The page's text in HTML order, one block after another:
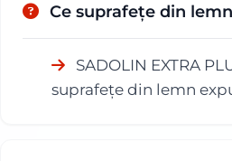
Ce suprafețe din
SADOLIN EXTRA
suprafețe din lemn